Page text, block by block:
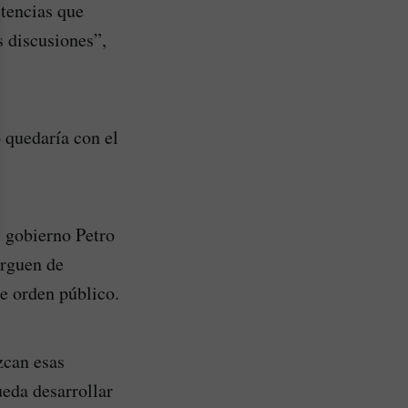
que
con el
Petro
de
orden público.
esas
desarrollar